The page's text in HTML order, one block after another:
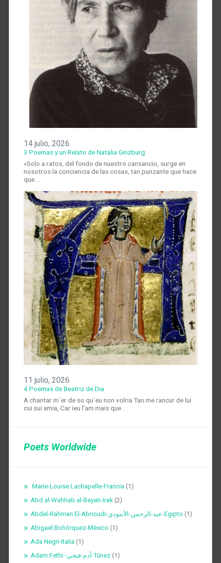
14 julio, 2026
3 Poemas y un Relato de Natalia Ginzburg
«Solo a ratos, del fondo de nuestro cansancio, surge en
nosotros la conciencia de las cosas, tan punzante que hace
que …
11 julio, 2026
4 Poemas de Beatriz de Dia
A chantar m´er de so qu´eu non volria Tan me rancur de lui
cui sui amia, Car ieu l’am mais que …
Poets Worldwide
Marie-Louise Lachapelle-Francia(1)
Abd al-Wahhab al-Bayati-Irak(2)
Abdel-Rahman El-Abnoudi-عبد-الرحمن-الأبنودي-Egipto (1)
Abigael Bohórquez-México (1)
Ada Negri-Italia(1)
Adam Fethi -آدم-فتحي-Túnez(1)